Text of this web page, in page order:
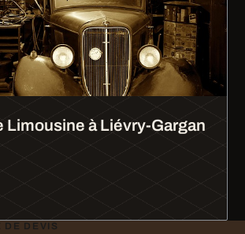
Limousine à Liévry-Gargan
DE DEVIS